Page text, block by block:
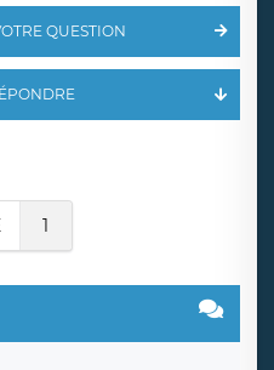
QUESTION
1